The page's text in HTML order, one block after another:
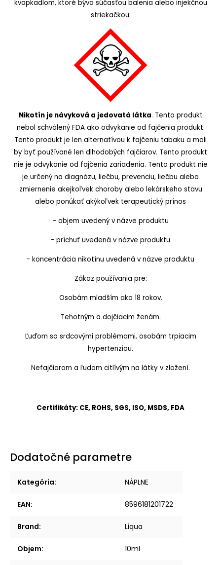
kvapkadlom, ktoré býva súčasťou balenia alebo injekčnou
striekačkou.
Nikotín je návyková a jedovatá látka. Tento produkt
nebol schválený FDA ako odvykanie od fajčenia produkt.
Tento produkt je len alternatívou k fajčeniu tabaku a mali
by byť používané len dlhodobých fajčiarov. Tento produkt
nie je odvykanie od fajčenia zariadenia. Tento produkt nie
je určený na diagnózu, liečbu, prevenciu, liečbu alebo
zmiernenie akejkoľvek choroby alebo lekárskeho stavu
alebo ponúkať akýkoľvek terapeutický prínos
- objem uvedený v názve produktu
- príchuť uvedená v názve produktu
- koncentrácia nikotínu uvedená v názve produktu
Zákaz používania pre:
Osobám mladším ako 18 rokov.
Tehotným a dojčiacim ženám.
Ľuďom so srdcovými problémami, osobám trpiacim
hypertenziou.
Nefajčiarom a ľudom citlívým na látky v zložení.
Certifikáty: CE, ROHS, SGS, ISO, MSDS, FDA
Dodatočné parametre
Kategória: NÁPLNE
EAN: 8596181201722
Brand: Liqua
Objem: 10ml